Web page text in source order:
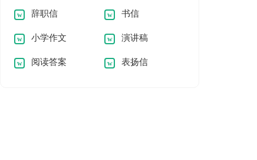
案模板四篇 (汇编15篇)
辞职信 书信
小学作文 演讲稿
阅读答案 表扬信